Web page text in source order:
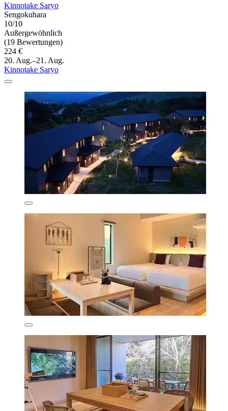
Kinnotake Saryo
Sengokuhara
10/10
Außergewöhnlich
(19 Bewertungen)
224 €
20. Aug.–21. Aug.
Kinnotake Saryo